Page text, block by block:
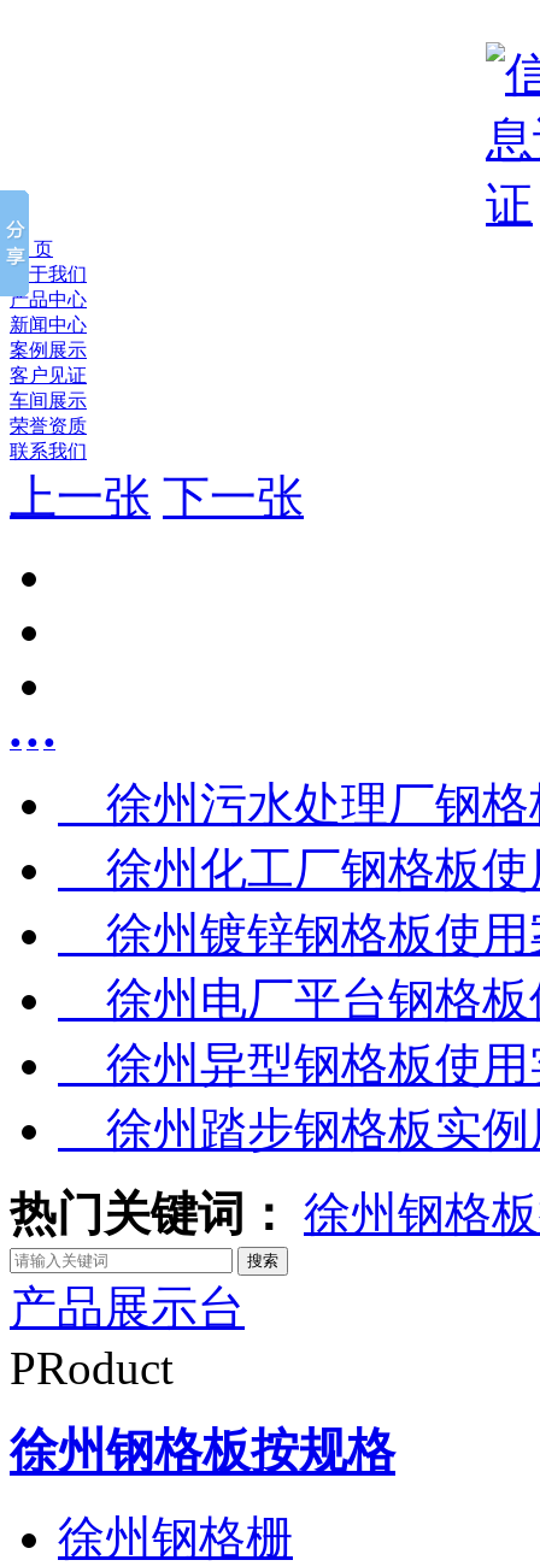
首 页
关于我们
产品中心
新闻中心
案例展示
客户见证
车间展示
荣誉资质
联系我们
上一张 下一张
● ● ●
徐州污水处理厂钢格
徐州化工厂钢格板使
徐州镀锌钢格板使用
徐州电厂平台钢格板
徐州异型钢格板使用
徐州踏步钢格板实例
热门关键词： 徐州钢格
产品展示台
PRoduct
徐州钢格板按规格
徐州钢格栅